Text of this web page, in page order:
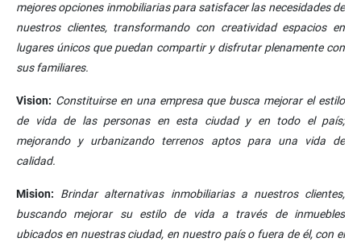
mejores opciones inmobiliarias para satisfacer las necesidades de
nuestros clientes, transformando con creatividad espacios en
lugares únicos que puedan compartir y disfrutar plenamente con
sus familiares.
Vision: Constituirse en una empresa que busca mejorar el estilo
de vida de las personas en esta ciudad y en todo el país;
mejorando y urbanizando terrenos aptos para una vida de
calidad.
Mision: Brindar alternativas inmobiliarias a nuestros clientes,
buscando mejorar su estilo de vida a través de inmuebles
ubicados en nuestras ciudad, en nuestro país o fuera de él, con el